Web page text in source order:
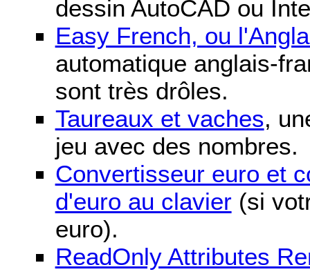
dessin AutoCAD ou
Easy French, ou
automatique anglais-
sont très drôles.
Taureaux et vaches,
jeu avec des nombres.
Convertisseur euro et
d'euro au clavier (si
euro).
ReadOnly Attributes